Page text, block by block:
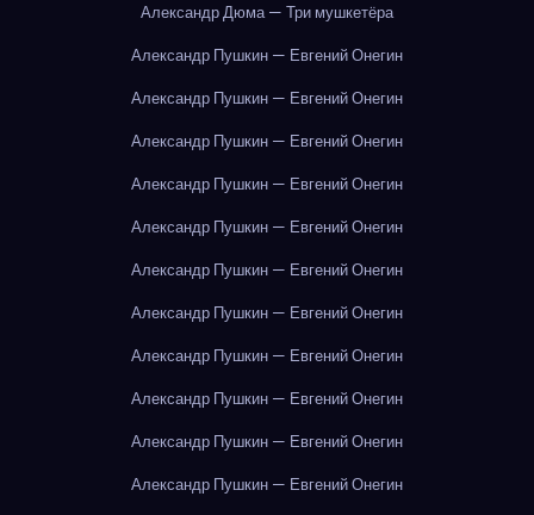
Александр Дюма — Три мушкетёра
Александр Пушкин — Евгений Онегин
Александр Пушкин — Евгений Онегин
Александр Пушкин — Евгений Онегин
Александр Пушкин — Евгений Онегин
Александр Пушкин — Евгений Онегин
Александр Пушкин — Евгений Онегин
Александр Пушкин — Евгений Онегин
Александр Пушкин — Евгений Онегин
Александр Пушкин — Евгений Онегин
Александр Пушкин — Евгений Онегин
Александр Пушкин — Евгений Онегин